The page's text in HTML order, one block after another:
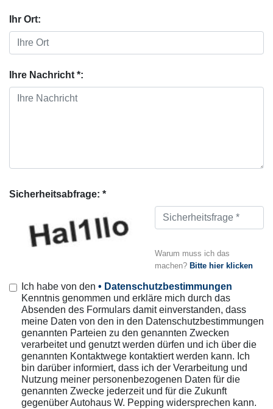
Ihr Ort:
Ihre Nachricht *:
Sicherheitsabfrage: *
Warum muss ich das
machen? Bitte hier klicken
Ich habe von den • Datenschutzbestimmungen
Kenntnis genommen und erkläre mich durch das
Absenden des Formulars damit einverstanden, dass
meine Daten von den in den Datenschutzbestimmungen
genannten Parteien zu den genannten Zwecken
verarbeitet und genutzt werden dürfen und ich über die
genannten Kontaktwege kontaktiert werden kann. Ich
bin darüber informiert, dass ich der Verarbeitung und
Nutzung meiner personenbezogenen Daten für die
genannten Zwecke jederzeit und für die Zukunft
gegenüber Autohaus W. Pepping widersprechen kann.